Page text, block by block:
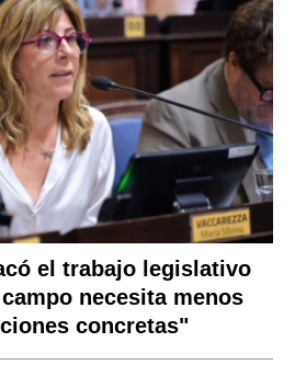
el trabajo legislativo
necesita menos
concretas"